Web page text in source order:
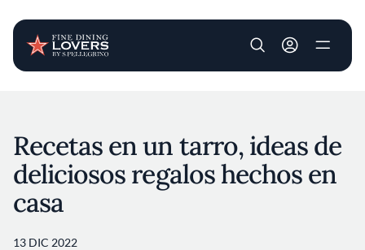
User account
Recetas en un tarro, ideas de
deliciosos regalos hechos en
casa
13 DIC 2022